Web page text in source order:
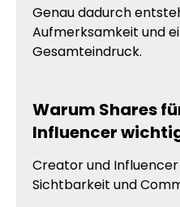
Genau dadurch
Aufmerksamkeit und
Gesamteindruck.
Warum Shares
Influencer
Creator und
Sichtbarkeit und